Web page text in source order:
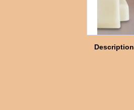
Description